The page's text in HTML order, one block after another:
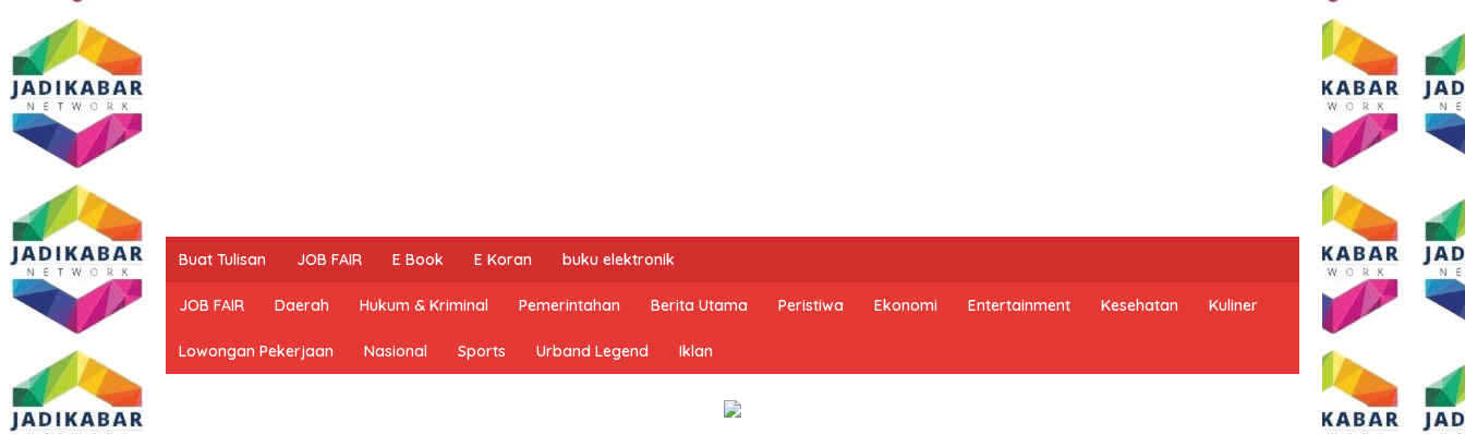
Buat Tulisan JOB FAIR E Book E Koran buku elektronik
JOB FAIR Daerah Hukum & Kriminal Pemerintahan Berita Utama Peristiwa Ekonomi Entertainment Kesehatan Kuliner
Lowongan Pekerjaan Nasional Sports Urband Legend Iklan